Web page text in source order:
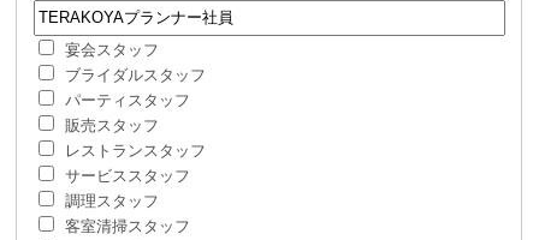
宴会スタッフ
ブライダルスタッフ
パーティスタッフ
販売スタッフ
レストランスタッフ
サービススタッフ
調理スタッフ
客室清掃スタッフ